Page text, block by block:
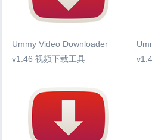
Ummy Video Downloader
v1.46 视频下载工具